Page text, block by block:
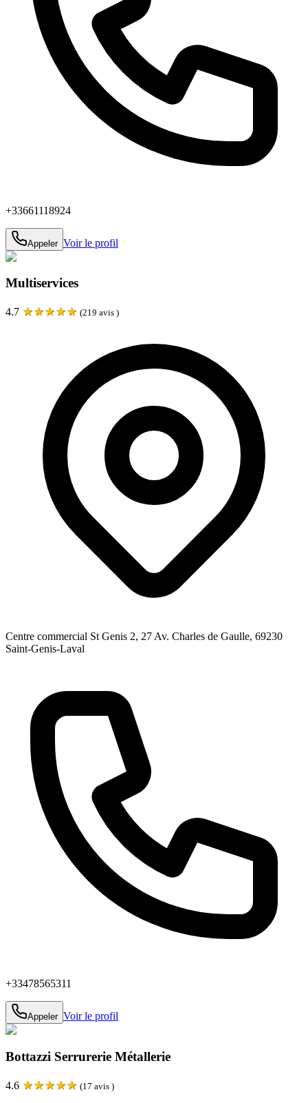
+33661118924
Appeler Voir le profil
Multiservices
4.7 ★★★★★ (219 avis )
Centre commercial St Genis 2, 27 Av. Charles de Gaulle, 69230
Saint-Genis-Laval
+33478565311
Appeler Voir le profil
Bottazzi Serrurerie Métallerie
4.6 ★★★★★ (17 avis )